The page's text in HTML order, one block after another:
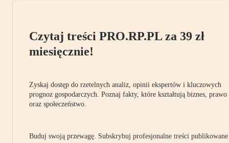
Czytaj treści PRO.RP.PL za 39 zł
miesięcznie!
Zyskaj dostęp do rzetelnych analiz, opinii ekspertów i kluczowych
prognoz gospodarczych. Poznaj fakty, które kształtują biznes, prawo
oraz społeczeństwo.
Buduj swoją przewagę. Subskrybuj profesjonalne treści publikowane